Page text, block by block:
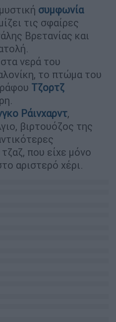
συμφωνία
τις σφαίρες
Βρετανίας και
νερά του
το πτώμα του
Τζορτζ
Ράινχαρντ,
βιρτουόζος της
που είχε μόνο
αριστερό χέρι.